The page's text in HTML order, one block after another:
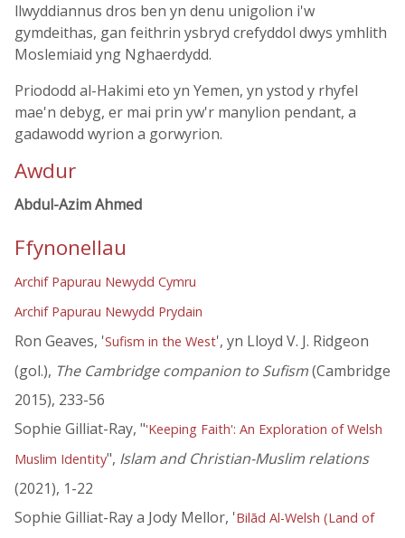
llwyddiannus dros ben yn denu unigolion i'w
gymdeithas, gan feithrin ysbryd crefyddol dwys ymhlith
Moslemiaid yng Nghaerdydd.
Priododd al-Hakimi eto yn Yemen, yn ystod y rhyfel
mae'n debyg, er mai prin yw'r manylion pendant, a
gadawodd wyrion a gorwyrion.
Awdur
Abdul-Azim Ahmed
Ffynonellau
Archif Papurau Newydd Cymru
Archif Papurau Newydd Prydain
Ron Geaves, 'Sufism in the West', yn Lloyd V. J. Ridgeon
(gol.), The Cambridge companion to Sufism(Cambridge
2015), 233-56
Sophie Gilliat-Ray, "'Keeping Faith': An Exploration of Welsh
Muslim Identity", Islam and Christian-Muslim relations
(2021), 1-22
Sophie Gilliat-Ray a Jody Mellor, 'Bilād Al-Welsh (Land of